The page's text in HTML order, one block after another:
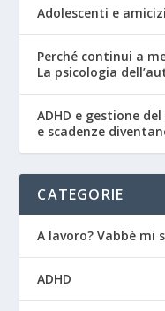
Adolescenti e
Perché continui a
La psicologia
ADHD e gestione
e scadenze
CATEGORIE
A lavoro? Vabbè
ADHD